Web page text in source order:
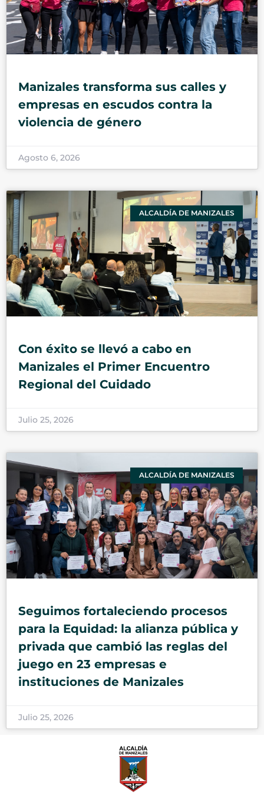
Manizales transforma sus calles y
empresas en escudos contra la
violencia de género
Agosto 6, 2026
ALCALDÍA DE MANIZALES
Con éxito se llevó a cabo en
Manizales el Primer Encuentro
Regional del Cuidado
Julio 25, 2026
ALCALDÍA DE MANIZALES
Seguimos fortaleciendo procesos
para la Equidad: la alianza pública y
privada que cambió las reglas del
juego en 23 empresas e
instituciones de Manizales
Julio 25, 2026